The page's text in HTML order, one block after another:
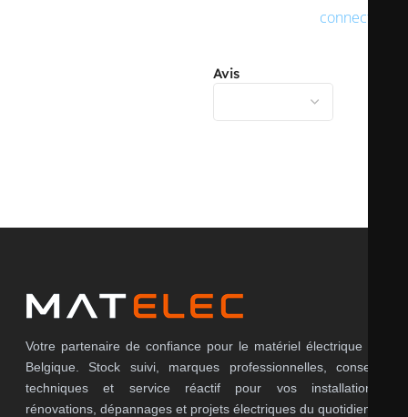
Avis
connecté
Votre partenaire de confiance pour le matériel électrique en
Belgique. Stock suivi, marques professionnelles, conseils
techniques et service réactif pour vos installations,
rénovations, dépannages et projets électriques du quotidien.